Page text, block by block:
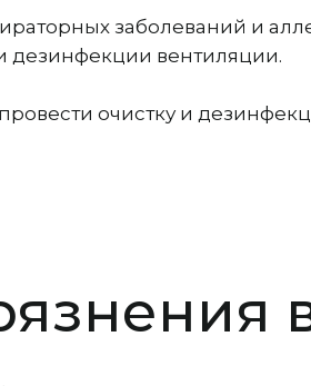
заболеваний и
дезинфекции вентиляции.
очистку и